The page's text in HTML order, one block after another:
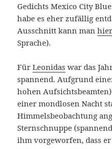
Gedichts Mexico City
habe es eher zufällig
Ausschnitt kann manhier
Sprache).
FürLeonidas war das
spannend. Aufgrund
hohen
einer mondlosen Nacht
Himmelsbeobachtung
Sternschnuppe
ihm vorgeworfen, dass